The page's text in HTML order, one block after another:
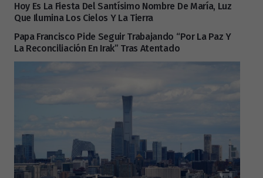
Hoy Es La Fiesta Del Santísimo Nombre De María, Luz
Que Ilumina Los Cielos Y La Tierra
Papa Francisco Pide Seguir Trabajando “por La Paz Y
La Reconciliación En Irak” Tras Atentado